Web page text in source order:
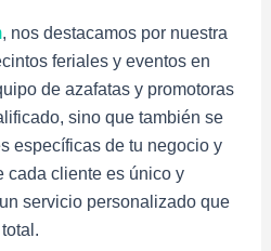
, nos destacamos por nuestra
feriales y eventos en
de azafatas y promotoras
sino que también se
específicas de tu negocio y
cada cliente es único y
servicio personalizado que